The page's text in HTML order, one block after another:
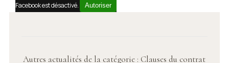
Facebook est désactivé. Autoriser
Autres actualités de la catégorie : Clauses du contrat